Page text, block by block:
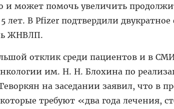
и может помочь увеличить
лет. В Pfizer подтвердили
ЖНВЛП.
отклик среди пациентов и в
им. Н. Н. Блохина по
на заседании заявил, что в
требуют «два года лечения,